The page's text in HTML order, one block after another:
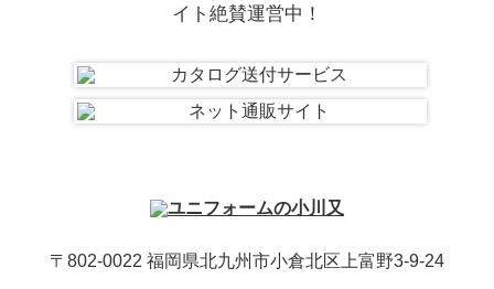
イト絶賛運営中！
〒802-0022 福岡県北九州市小倉北区上富野3-9-24